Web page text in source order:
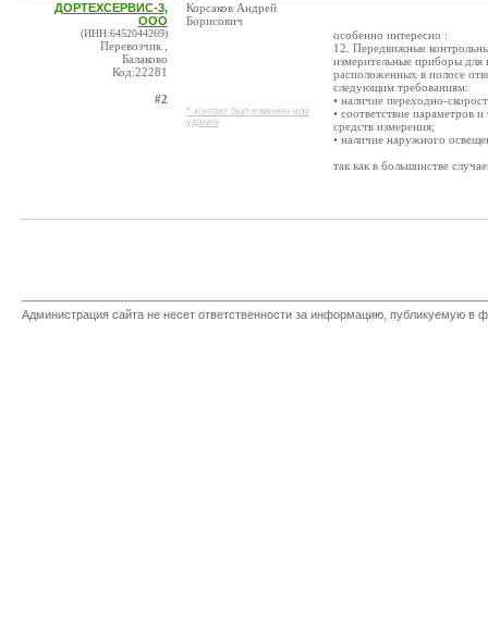
ДОРТЕХСЕРВИС-3,
ООО
(ИНН:6452044269)
Перевозчик ,
Балаково
Код:22281
#2
Корсаков Андрей
Борисович
* контакт был изменен или
удален
особенно интересно :
12. Передвижные
измерительные приборы для
расположенных в полосе
следующим требованиям:
• наличие переходно-
• соответствие параметров
средств измерения;
• наличие наружного
так как в большинстве
Администрация сайта не несет ответственности за информацию, публикуемую